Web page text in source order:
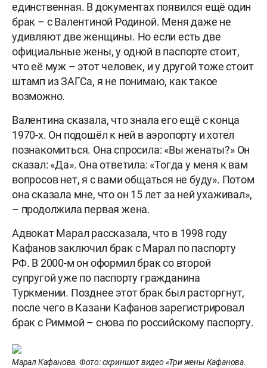
единственная. В документах появился ещё один
брак – с Валентиной Родиной. Меня даже не
удивляют две женщины. Но если есть две
официальные жены, у одной в паспорте стоит,
что её муж – этот человек, и у другой тоже стоит
штамп из ЗАГСа, я не понимаю, как такое
возможно.
Валентина сказала, что знала его ещё с конца
1970-х. Он подошёл к ней в аэропорту и хотел
познакомиться. Она спросила: «Вы женаты?» Он
сказал: «Да». Она ответила: «Тогда у меня к вам
вопросов нет, я с вами общаться не буду». Потом
она сказала мне, что он 15 лет за ней ухаживал»,
– продолжила первая жена.
Адвокат Марал рассказала, что в 1998 году
Кафанов заключил брак с Марал по паспорту
РФ. В 2000-м он оформил брак со второй
супругой уже по паспорту гражданина
Туркмении. Позднее этот брак был расторгнут,
после чего в Казани Кафанов зарегистрировал
брак с Риммой – снова по российскому паспорту.
Марал Кафанова. Фото: скриншот видео «Три жены Кафанова.